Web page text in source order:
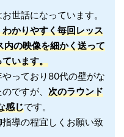
世話になっています。
かりやすく毎回レッス
内の映像を細かく送って
います。
っており80代の壁がな
ですが、 次のラウンド
感じです。
導の程宜しくお願い致